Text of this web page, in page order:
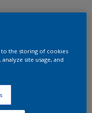
finden
to the storing of cookies
site usage, and